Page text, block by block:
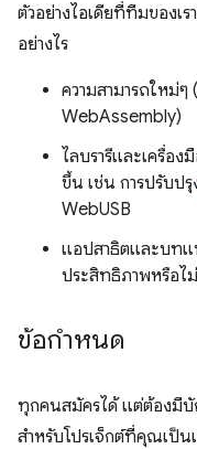
ตัวอย่างไอเดียที่ทีมของเ
อย่างไร
ความสามารถใหม่ๆ
WebAssembly)
ไลบรารีและเครื่อ
ขึ้น เช่น การปรับปรุ
WebUSB
แอปสาธิตและบท
ประสิทธิภาพหรือไ
ข้อกำหนด
ทุกคนสมัครได้ แต่ต้องมี
สำหรับโปรเจ็กต์ที่คุณเป็น